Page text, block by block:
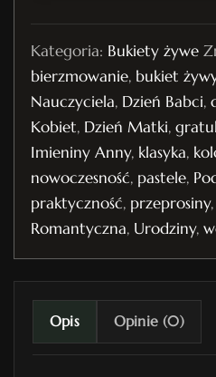
ć
B
u
k
i
e
t
ż
y
w
y
n
r
.
Kategoria: Bukiety żywe
bierzmowanie, bukiet
Nauczyciela, Dzień Babci,
Kobiet, Dzień Matki,
Imieniny Anny, klasyka,
nowoczesność, pastele,
praktyczność, przeprosiny,
Romantyczna, Urodziny,
Opis Opinie (0)